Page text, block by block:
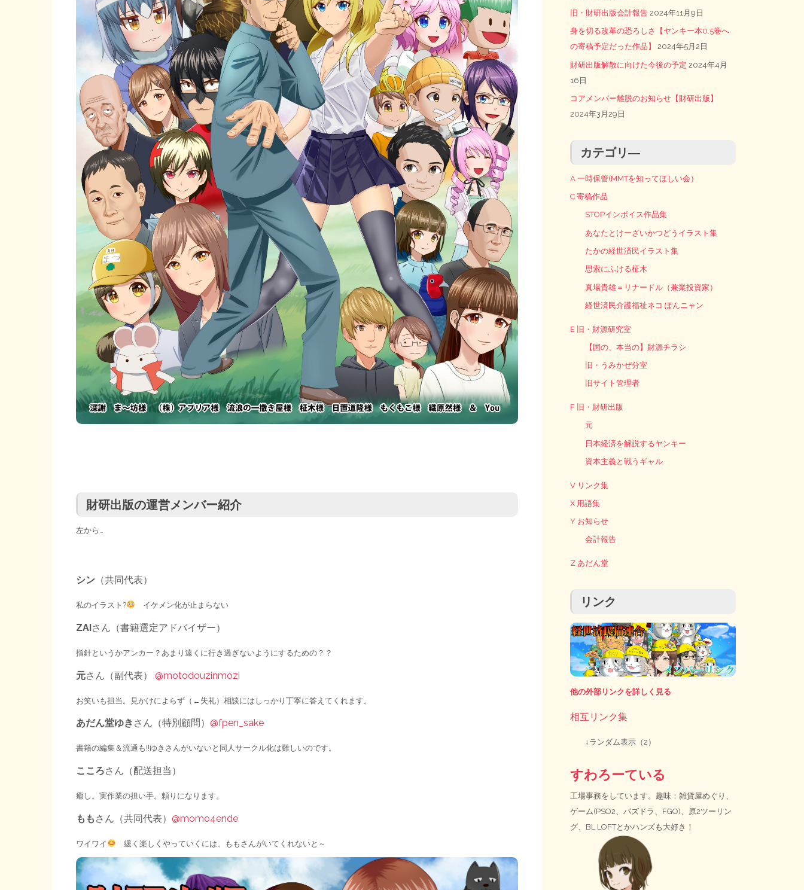
財研出版の運営メンバー紹介
左から…
シン （共同代表）
私のイラスト? イケメン化が止まらない
ZAIさん（書籍選定アドバイザー）
指針というかアンカー？あまり遠くに行き過ぎないようにするための？？
元さん（副代表）@motodouzinmozi
お笑いも担当。見かけによらず（←失礼）相談にはしっかり丁寧に答えてくれます。
あだん堂ゆき さん（特別顧問）@fpen_sake
書籍の編集＆流通も!!ゆきさんがいないと同人サークル化は難しいのです。
こころさん（配送担当）
癒し。実作業の担い手。頼りになります。
もも さん（共同代表）@momo4ende
ワイワイ 緩く楽しくやっていくには、ももさんがいてくれないと～
旧・財研出版会計報告 2024年11月9日
身を切る改革の恐ろしさ【ヤンキー本0.5巻へ
の寄稿予定だった作品】
2024年5月2日
財研出版解散に向けた今後の予定 2024年4月
16日
コアメンバー離脱のお知らせ【財研出版】
2024年3月29日
カテゴリ―
A 一時保管(MMTを知ってほしい会）
C 寄稿作品
STOPインボイス作品集
あなたとけーざいかつどうイラスト集
たかの経世済民イラスト集
思索にふける柾木
真場貴雄＝リナードル（兼業投資家）
経世済民介護福祉ネコ ぽんニャン
E 旧・財源研究室
【国の、本当の】財源チラシ
旧・うみかぜ分室
旧サイト管理者
F 旧・財研出版
元
日本経済を解説するヤンキー
資本主義と戦うギャル
V リンク集
X 用語集
Y お知らせ
会計報告
Z あだん堂
リンク
他の外部リンクを詳しく見る
相互リンク集
↓ランダム表示（2）
すわろーている
工場事務をしています。趣味：雑貨屋めぐり、
ゲーム(PSO2、パズドラ、FGO)、原2ツーリン
グ、BL LOFTとかハンズも大好き！